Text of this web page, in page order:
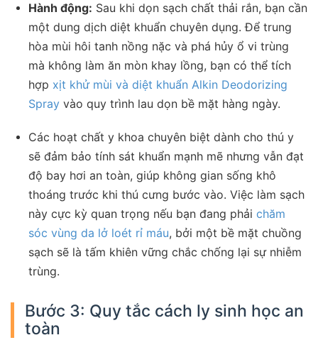
Hành động: Sau khi dọn sạch chất thải rắn, bạn cần
một dung dịch diệt khuẩn chuyên dụng. Để trung
hòa mùi hôi tanh nồng nặc và phá hủy ổ vi trùng
mà không làm ăn mòn khay lồng, bạn có thể tích
hợp xịt khử mùi và diệt khuẩn Alkin Deodorizing
Spray vào quy trình lau dọn bề mặt hàng ngày.
Các hoạt chất y khoa chuyên biệt dành cho thú y
sẽ đảm bảo tính sát khuẩn mạnh mẽ nhưng vẫn đạt
độ bay hơi an toàn, giúp không gian sống khô
thoáng trước khi thú cưng bước vào. Việc làm sạch
này cực kỳ quan trọng nếu bạn đang phải chăm
sóc vùng da lở loét rỉ máu, bởi một bề mặt chuồng
sạch sẽ là tấm khiên vững chắc chống lại sự nhiễm
trùng.
Bước 3: Quy tắc cách ly sinh học an
toàn